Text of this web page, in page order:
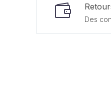
Des